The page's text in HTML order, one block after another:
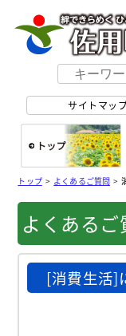
サイトマッ
トップ> よくあるご質問>
よくあるご
[消費生活]